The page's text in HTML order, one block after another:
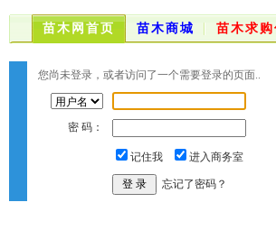
苗木网首页 苗木商城 苗木求购
您尚未登录，或者访问了一个需要登录的页面..
密 码：
记住我 进入商务室
忘记了密码？